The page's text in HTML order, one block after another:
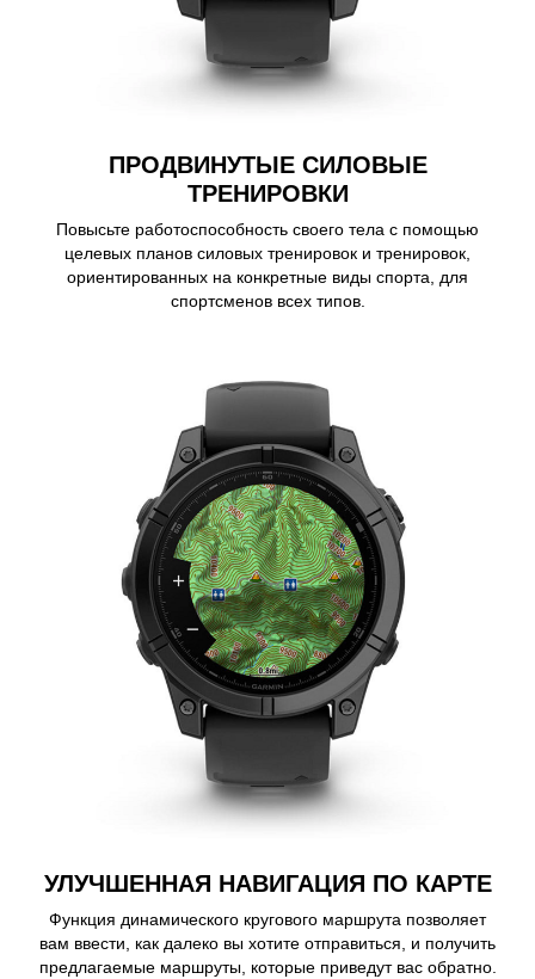
ПРОДВИНУТЫЕ СИЛОВЫЕ
ТРЕНИРОВКИ
Повысьте работоспособность своего тела с помощью
целевых планов силовых тренировок и тренировок,
ориентированных на конкретные виды спорта, для
спортсменов всех типов.
УЛУЧШЕННАЯ НАВИГАЦИЯ ПО КАРТЕ
Функция динамического кругового маршрута позволяет
вам ввести, как далеко вы хотите отправиться, и получить
предлагаемые маршруты, которые приведут вас обратно.